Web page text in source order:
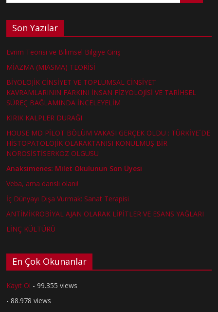
Son Yazılar
Evrim Teorisi ve Bilimsel Bilgiye Giriş
MİAZMA (MIASMA) TEORİSİ
BİYOLOJİK CİNSİYET VE TOPLUMSAL CİNSİYET
KAVRAMLARININ FARKINI İNSAN FİZYOLOJİSİ VE TARİHSEL
SÜREÇ BAĞLAMINDA İNCELEYELİM
KIRIK KALPLER DURAĞI
HOUSE MD PİLOT BÖLÜM VAKASI GERÇEK OLDU : TÜRKİYE´DE
HİSTOPATOLOJİK OLARAKTANISI KONULMUŞ BİR
NÖROSİSTİSERKOZ OLGUSU
Anaksimenes: Milet Okulunun Son Üyesi
Veba, ama danslı olanı!
İç Dünyayı Dışa Vurmak: Sanat Terapisi
ANTİMİKROBİYAL AJAN OLARAK LİPİTLER VE ESANS YAĞLARI
LİNÇ KÜLTÜRÜ
En Çok Okunanlar
Kayıt Ol - 99.355 views
- 88.978 views